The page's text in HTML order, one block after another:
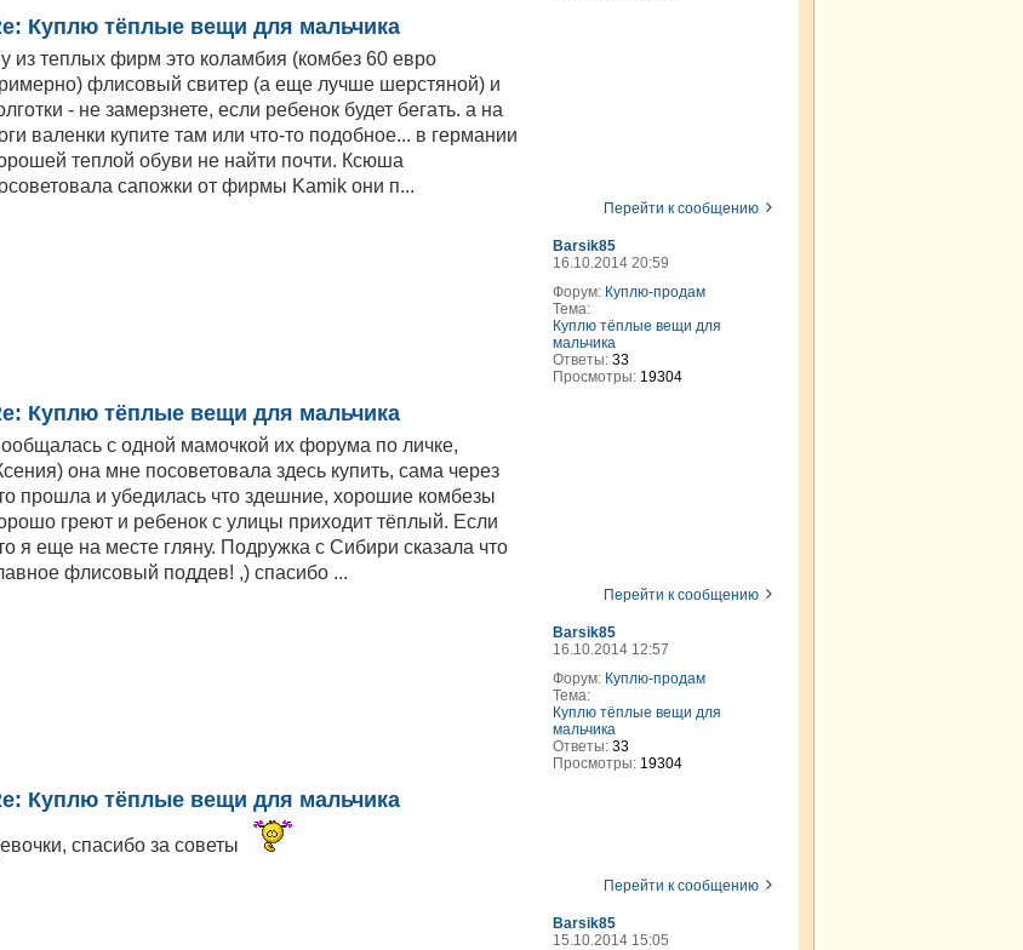
Куплю тёплые вещи для мальчика
из теплых фирм это коламбия (комбез 60 евро
флисовый свитер (а еще лучше шерстяной) и
- не замерзнете, если ребенок будет бегать. а на
валенки купите там или что-то подобное... в германии
теплой обуви не найти почти. Ксюша
сапожки от фирмы Kamik они п...
Перейти к сообщению
Barsik85
16.10.2014 20:59
Форум: Куплю-продам
Тема:
Куплю тёплые вещи для
мальчика
Ответы: 33
Просмотры: 19304
Куплю тёплые вещи для мальчика
с одной мамочкой их форума по личке,
она мне посоветовала здесь купить, сама через
прошла и убедилась что здешние, хорошие комбезы
греют и ребенок с улицы приходит тёплый. Если
я еще на месте гляну. Подружка с Сибири сказала что
флисовый поддев! ,) спасибо ...
Перейти к сообщению
Barsik85
16.10.2014 12:57
Форум: Куплю-продам
Тема:
Куплю тёплые вещи для
мальчика
Ответы: 33
Просмотры: 19304
Куплю тёплые вещи для мальчика
спасибо за советы
Перейти к сообщению
Barsik85
15.10.2014 15:05